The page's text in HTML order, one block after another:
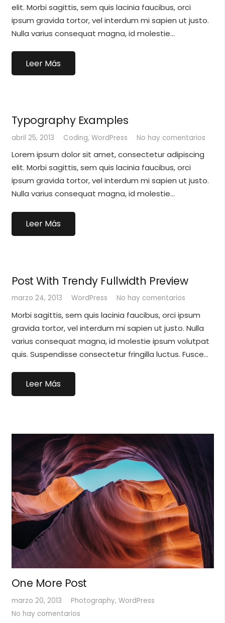
elit. Morbi sagittis, sem quis lacinia faucibus, orci
ipsum gravida tortor, vel interdum mi sapien ut justo.
Nulla varius consequat magna, id molestie…
Leer Más
Typography Examples
abril 25, 2013 Coding, WordPress No hay comentarios
Lorem ipsum dolor sit amet, consectetur adipiscing
elit. Morbi sagittis, sem quis lacinia faucibus, orci
ipsum gravida tortor, vel interdum mi sapien ut justo.
Nulla varius consequat magna, id molestie…
Leer Más
Post With Trendy Fullwidth Preview
marzo 24, 2013 WordPress No hay comentarios
Morbi sagittis, sem quis lacinia faucibus, orci ipsum
gravida tortor, vel interdum mi sapien ut justo. Nulla
varius consequat magna, id molestie ipsum volutpat
quis. Suspendisse consectetur fringilla luctus. Fusce…
Leer Más
One More Post
marzo 20, 2013 Photography, WordPress
No hay comentarios